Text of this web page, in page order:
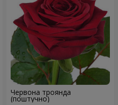
Червона троянда
(поштучно)